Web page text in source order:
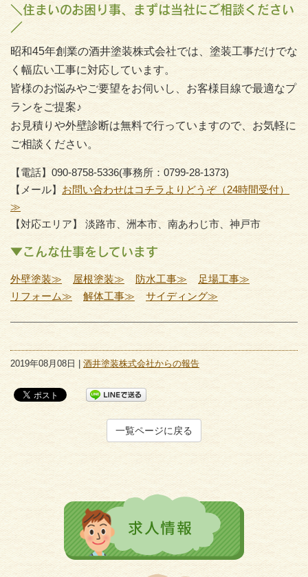
＼住まいのお困り事、まずは当社にご相談ください
／
昭和45年創業の酒井塗装株式会社では、塗装工事だけでな
く幅広い工事に対応しています。
皆様のお悩みやご要望をお伺いし、お客様目線で最適なプ
ランをご提案♪
お見積りや外壁診断は無料で行っていますので、お気軽に
ご相談ください。
【電話】090-8758-5336(事務所：0799-28-1373)
【メール】 お問い合わせはコチラよりどうぞ（24時間受付）
≫
【対応エリア】 淡路市、洲本市、南あわじ市、神戸市
▼こんな仕事をしています
外壁塗装≫ 屋根塗装≫ 防水工事≫
足場工事≫
リフォーム≫
解体工事≫ サイディング≫
2019年08月08日 | 酒井塗装株式会社からの報告
一覧ページに戻る